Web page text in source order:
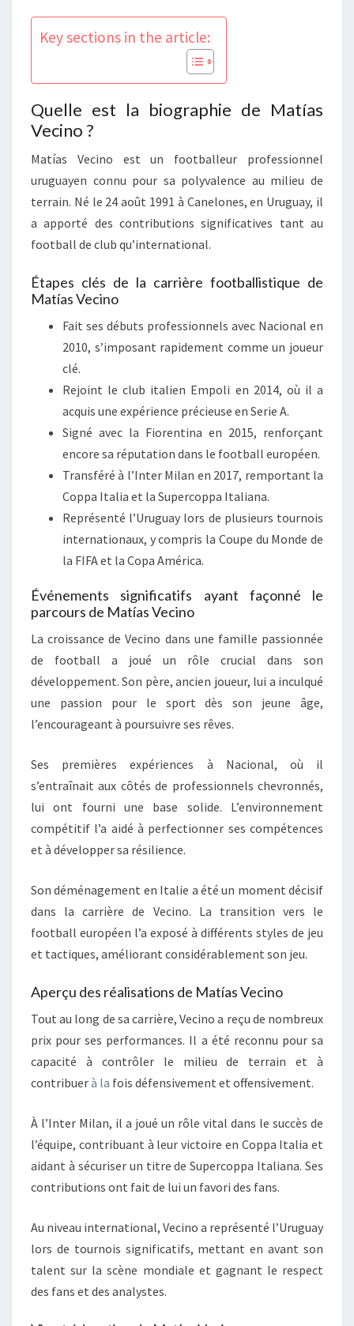
Key sections in the article:
Quelle est la biographie de Matías
Vecino ?
Matías Vecino est un footballeur professionnel
uruguayen connu pour sa polyvalence au milieu de
terrain. Né le 24 août 1991 à Canelones, en Uruguay, il
a apporté des contributions significatives tant au
football de club qu’international.
Étapes clés de la carrière footballistique de
Matías Vecino
Fait ses débuts professionnels avec Nacional en
2010, s’imposant rapidement comme un joueur
clé.
Rejoint le club italien Empoli en 2014, où il a
acquis une expérience précieuse en Serie A.
Signé avec la Fiorentina en 2015, renforçant
encore sa réputation dans le football européen.
Transféré à l’Inter Milan en 2017, remportant la
Coppa Italia et la Supercoppa Italiana.
Représenté l’Uruguay lors de plusieurs tournois
internationaux, y compris la Coupe du Monde de
la FIFA et la Copa América.
Événements significatifs ayant façonné le
parcours de Matías Vecino
La croissance de Vecino dans une famille passionnée
de football a joué un rôle crucial dans son
développement. Son père, ancien joueur, lui a inculqué
une passion pour le sport dès son jeune âge,
l’encourageant à poursuivre ses rêves.
Ses premières expériences à Nacional, où il
s’entraînait aux côtés de professionnels chevronnés,
lui ont fourni une base solide. L’environnement
compétitif l’a aidé à perfectionner ses compétences
et à développer sa résilience.
Son déménagement en Italie a été un moment décisif
dans la carrière de Vecino. La transition vers le
football européen l’a exposé à différents styles de jeu
et tactiques, améliorant considérablement son jeu.
Aperçu des réalisations de Matías Vecino
Tout au long de sa carrière, Vecino a reçu de nombreux
prix pour ses performances. Il a été reconnu pour sa
capacité à contrôler le milieu de terrain et à
contribuerà la fois défensivement et offensivement.
À l’Inter Milan, il a joué un rôle vital dans le succès de
l’équipe, contribuant à leur victoire en Coppa Italia et
aidant à sécuriser un titre de Supercoppa Italiana. Ses
contributions ont fait de lui un favori des fans.
Au niveau international, Vecino a représenté l’Uruguay
lors de tournois significatifs, mettant en avant son
talent sur la scène mondiale et gagnant le respect
des fans et des analystes.